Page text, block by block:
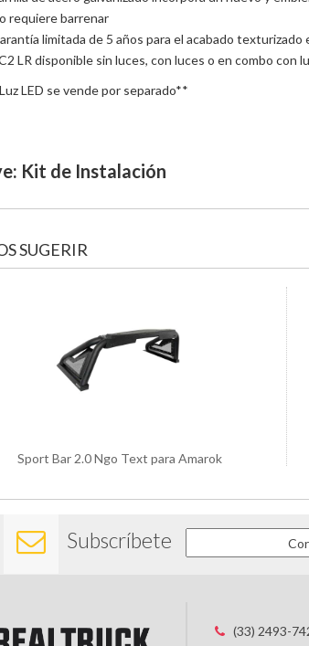
requiere barrenar
limitada de 5 años para el acabado
LR disponible sin luces, con luces o en combo con
LED se vende por separado**
Kit de Instalación
SUGERIR
Sport Bar 2.0 Ngo Text para Amarok
Subscríbete
(33) 2493-